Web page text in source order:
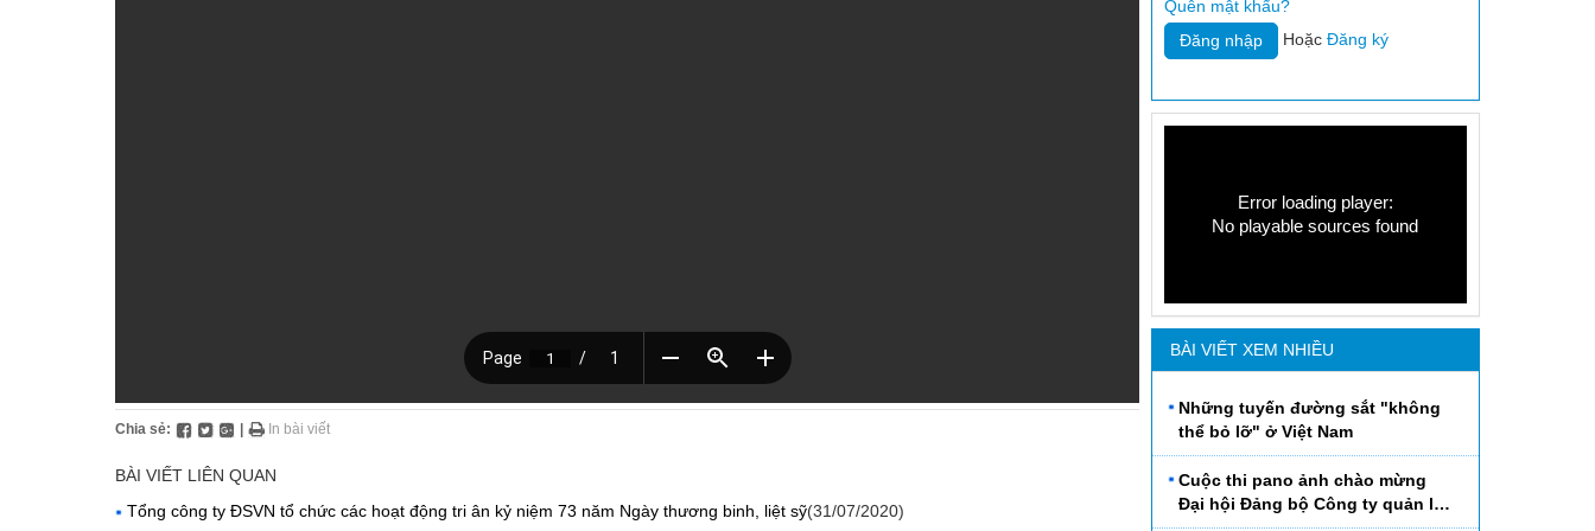
Chia sẻ: In bài viết
BÀI VIẾT LIÊN QUAN
Tổng công ty ĐSVN tổ chức các hoạt động tri ân kỷ niệm 73 năm Ngày thương binh, liệt sỹ(31/07/2020)
Quên mật khẩu?
Hoặc Đăng ký
Error loading player:
No playable sources found
BÀI VIẾT XEM NHIỀU
Những tuyến đường sắt "không
thể bỏ lỡ" ở Việt Nam
Cuộc thi pano ảnh chào mừng
Đại hội Đảng bộ Công ty quản lý
Đường sắt Hà Thái lần thứ VI,